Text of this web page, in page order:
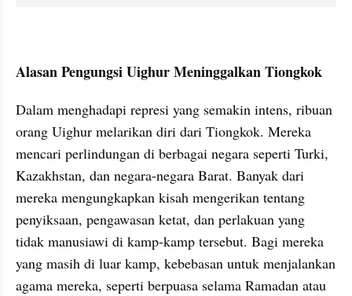
Alasan Pengungsi Uighur Meninggalkan Tiongkok
Dalam menghadapi represi yang semakin intens, ribuan
orang Uighur melarikan diri dari Tiongkok. Mereka
mencari perlindungan di berbagai negara seperti Turki,
Kazakhstan, dan negara-negara Barat. Banyak dari
mereka mengungkapkan kisah mengerikan tentang
penyiksaan, pengawasan ketat, dan perlakuan yang
tidak manusiawi di kamp-kamp tersebut. Bagi mereka
yang masih di luar kamp, kebebasan untuk menjalankan
agama mereka, seperti berpuasa selama Ramadan atau